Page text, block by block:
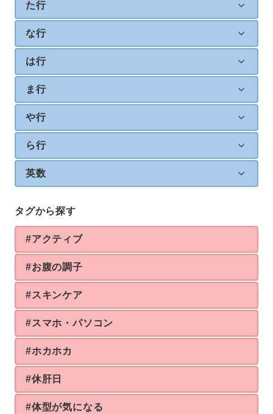
た行
な行
は行
ま行
や行
ら行
英数
タグから探す
#アクティブ
#お腹の調子
#スキンケア
#スマホ・パソコン
#ホカホカ
#休肝日
#体型が気になる